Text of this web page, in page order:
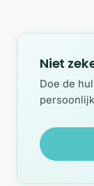
Niet
Doe de